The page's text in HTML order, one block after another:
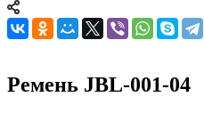
Ремень JBL-001-04